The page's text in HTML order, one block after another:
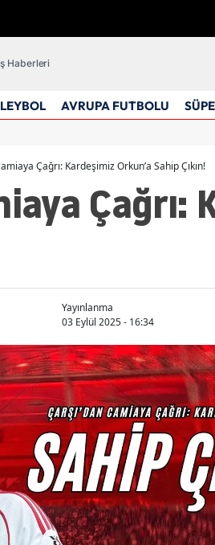
Haberleri
AVRUPA FUTBOLU
Çağrı: Kardeşimiz Orkun’a Sahip Çıkın!
Yayınlanma
03 Eylül 2025 - 16:34